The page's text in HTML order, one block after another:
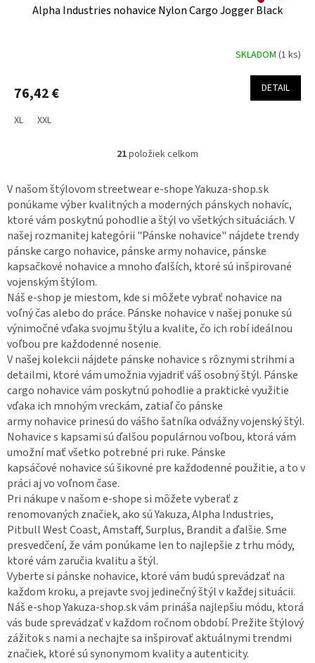
Alpha Industries nohavice Nylon Cargo Jogger Black
SKLADOM (1 ks)
76,42 € DETAIL
XL XXL
O
l
á
d
a
c
i
e
r
v
k
y
v
ý
p
i
s
u
21položiek celkom
V našom štýlovom streetwear e-shope Yakuza-shop.sk
ponúkame výber kvalitných a moderných pánskych nohavíc,
ktoré vám poskytnú pohodlie a štýl vo všetkých situáciách. V
našej rozmanitej kategórii "Pánske nohavice" nájdete trendy
pánske cargo nohavice, pánske armynohavice, pánske
kapsačkové nohavicea mnoho ďalších, ktoré sú inšpirované
vojenským štýlom.
Náš e-shop je miestom, kde si môžete vybraťnohavice na
voľný čas alebo do práce. Pánske nohavicev našej ponuke sú
výnimočné vďaka svojmu štýlu a kvalite, čo ich robí ideálnou
voľbou pre každodenné nosenie.
V našej kolekcii nájdete pánske nohavices rôznymi strihmi a
detailmi, ktoré vám umožnia vyjadriť váš osobný štýl. Pánske
cargo nohavicevám poskytnú pohodlie a praktické využitie
vďaka ich mnohým vreckám, zatiaľ čo pánske
armynohavice prinesú do vášho šatníka odvážny vojenský štýl.
Nohavices kapsami sú ďalšou populárnou voľbou, ktorá vám
umožní mať všetko potrebné pri ruke. Pánske
kapsáčové nohavicesú šikovné pre každodenné použitie, a to v
práci aj vo voľnom čase.
Pri nákupe v našom e-shope si môžete vyberať z
renomovaných značiek, ako sú Yakuza, Alpha Industries,
Pitbull West Coast, Amstaff, Surplus, Brandit a ďalšie. Sme
presvedčení, že vám ponúkame len to najlepšie z trhu módy,
ktoré vám zaručia kvalitu a štýl.
Vyberte si pánske nohavice, ktoré vám budú sprevádzať na
každom kroku, a prejavte svoj jedinečný štýl v každej situácii.
Náš e-shop Yakuza-shop.sk vám prináša najlepšiu módu, ktorá
vás bude sprevádzať v každom ročnom období. Prežite štýlový
zážitok s nami a nechajte sa inšpirovať aktuálnymi trendmi
značiek, ktoré sú synonymom kvality a autenticity.